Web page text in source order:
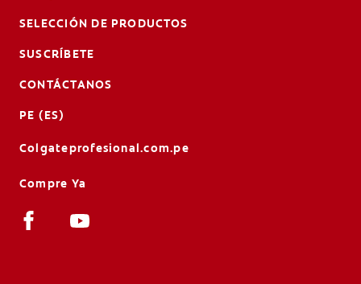
SELECCIÓN DE PRODUCTOS
SUSCRÍBETE
CONTÁCTANOS
PE (ES)
Colgateprofesional.com.pe
Compre Ya